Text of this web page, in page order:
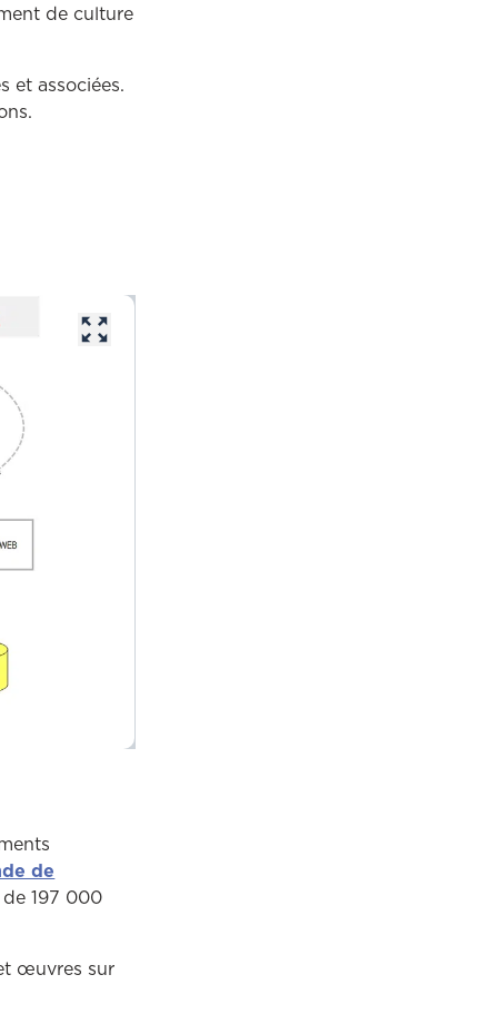
de culture
et associées.
Ce lien ouvrira dans une autre fenêtre
de
197 000
œuvres sur